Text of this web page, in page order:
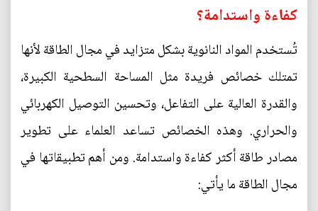
كفاءة واستدامة؟
تُستخدم المواد النانوية بشكل متزايد في مجال الطاقة لأنها
تمتلك خصائص فريدة مثل المساحة السطحية الكبيرة،
والقدرة العالية على التفاعل، وتحسين التوصيل الكهربائي
والحراري. وهذه الخصائص تساعد العلماء على تطوير
مصادر طاقة أكثر كفاءة واستدامة. ومن أهم تطبيقاتها في
مجال الطاقة ما يأتي: